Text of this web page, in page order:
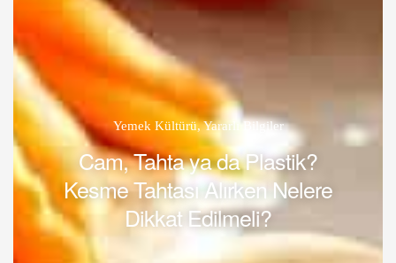
Yemek Kültürü,Yararlı Bilgiler
Cam, Tahta ya da Plastik?
Kesme Tahtası Alırken Nelere
Dikkat Edilmeli?